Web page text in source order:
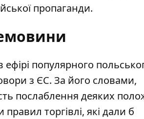
пропаганди.
популярного
з ЄС. За його словами,
послаблення деяких
торгівлі, які дали б